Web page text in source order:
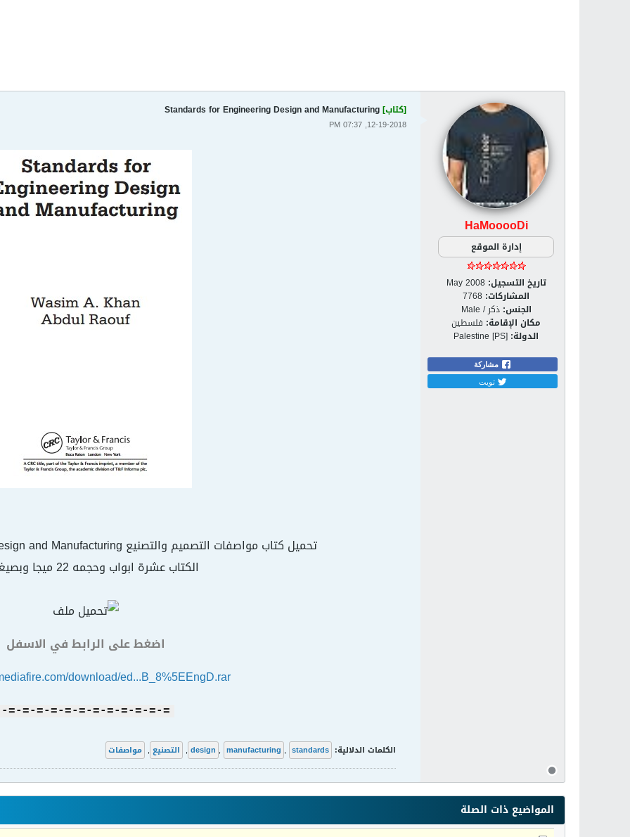
HaMooooDi
إدارة الموقع
تاريخ التسجيل: May 2008
المشاركات: 7768
الجنس: ذكر / Male
مكان الإقامة: فلسطين
الدولة: Palestine [PS]
مشاركة
تويت
[كتاب]Standards for Engineering Design and Manufacturing
12-19-2018, 07:37 PM
تحميل كتاب مواصفات التصميم والتصنيع Standards for Engineering Design and Manufacturing
الكتاب عشرة ابواب وحجمه 22 ميجا وبصيغة pdf
اضغط على الرابط في الاسفل
download/ed...B_8%5EEngD.rar
=-=-=-=-=-=-=-=-=-=-=-=-
الكلمات الدلالية: design , manufacturing , standards
, التصنيع , مواصفات
المواضيع ذات الصلة